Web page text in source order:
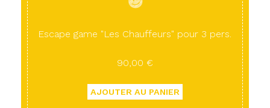
Escape game "Les Chauffeurs" pour 3 pers.
90,00 €